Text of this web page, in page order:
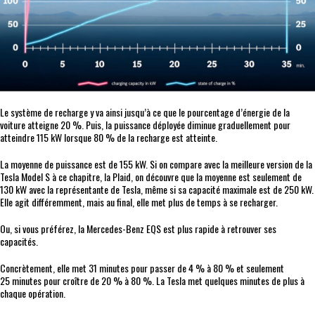
Le système de recharge y va ainsi jusqu’à ce que le pourcentage d’énergie de la
voiture atteigne 20 %. Puis, la puissance déployée diminue graduellement pour
atteindre 115 kW lorsque 80 % de la recharge est atteinte.
La moyenne de puissance est de 155 kW. Si on compare avec la meilleure version de la
Tesla Model S à ce chapitre, la Plaid, on découvre que la moyenne est seulement de
130 kW avec la représentante de Tesla, même si sa capacité maximale est de 250 kW.
Elle agit différemment, mais au final, elle met plus de temps à se recharger.
Ou, si vous préférez, la Mercedes-Benz EQS est plus rapide à retrouver ses
capacités.
Concrètement, elle met 31 minutes pour passer de 4 % à 80 % et seulement
25 minutes pour croître de 20 % à 80 %. La Tesla met quelques minutes de plus à
chaque opération.